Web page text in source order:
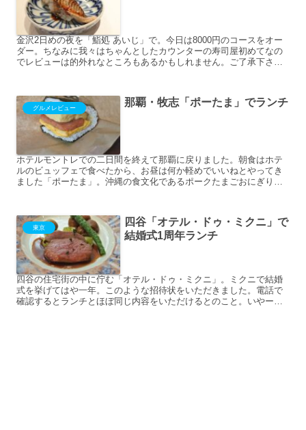
金沢2日めの夜を「鮨処 あいじ」で。今日は8000円のコースをオー
ダー。ちなみに我々はちゃんとしたカウンターの寿司屋初めてなの
でレビューは的外れなところもあるかもしれません。ご了承下さ
グルメレビュー 那覇・牧志「ポーたま」でランチ
ホテルモントレでの二日間を終えて那覇に戻りました。朝食はホテ
ルのビュッフェで食べたから、お昼は何か軽めでいいねとやってき
ました「ポーたま」。沖縄の食文化であるポークたまごおにぎり本
東京
四谷「オテル・ドゥ・ミクニ」で
結婚式1周年ランチ
四谷の住宅街の中に佇む「オテル・ドゥ・ミクニ」。ミクニで結婚
式を挙げてはや一年。このような招待状をいただきました。電話で
確認するとランチとほぼ同じ内容をいただけるとのこと。いやー、